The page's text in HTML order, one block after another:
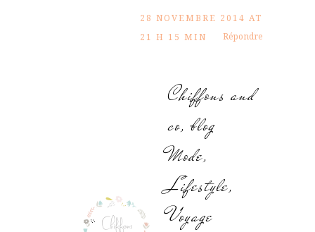
28 NOVEMBRE 2014 AT
21 H 15 MIN
Répondre
Chiffons and
co, blog
Mode,
Lifestyle,
Voyage